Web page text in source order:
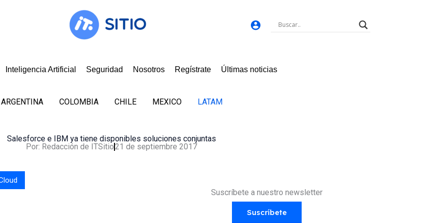
Inteligencia Artificial Seguridad Nosotros Regístrate Últimas noticias
ARGENTINA COLOMBIA CHILE MEXICO LATAM
Salesforce e IBM ya tiene disponibles soluciones conjuntas
Por: Redacción de ITSitio21 de septiembre 2017
Suscríbete a nuestro newsletter
Suscríbete